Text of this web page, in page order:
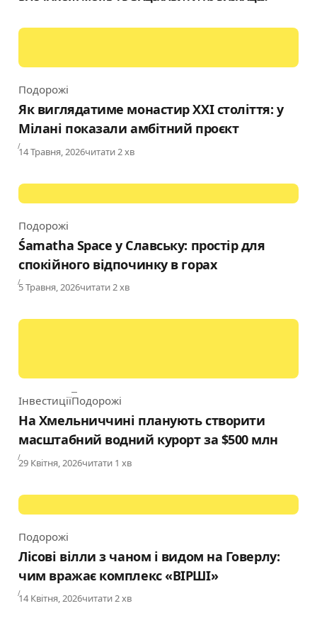
Category
Подорожі
Як виглядатиме монастир XXI століття: у
Мілані показали амбітний проєкт
Published
14 Травня, 2026читати 2 хв
Category
Подорожі
Śamatha Space у Славську: простір для
спокійного відпочинку в горах
Published
5 Травня, 2026читати 2 хв
Category
ІнвестиціїПодорожі
На Хмельниччині планують створити
масштабний водний курорт за $500 млн
Published
29 Квітня, 2026читати 1 хв
Category
Подорожі
Лісові вілли з чаном і видом на Говерлу:
чим вражає комплекс «ВІРШІ»
Published
14 Квітня, 2026читати 2 хв